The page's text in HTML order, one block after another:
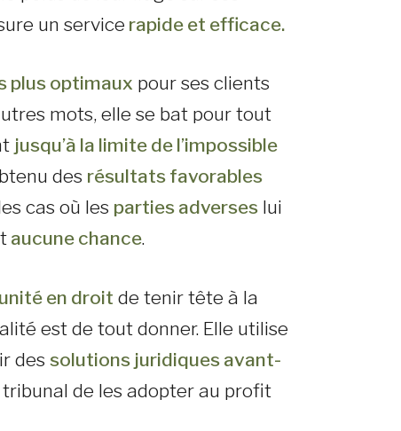
un service rapide et efficace.
plus optimaux pour ses clients
mots, elle se bat pour tout
jusqu’à la limite de l’impossible
des résultats favorables
cas où les parties adverseslui
aucune chance.
en droit de tenir tête à la
est de tout donner. Elle utilise
des solutions juridiques avant-
de les adopter au profit